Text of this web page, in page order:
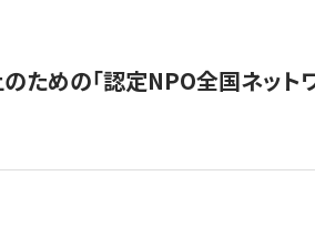
めの「認定NPO全国ネット